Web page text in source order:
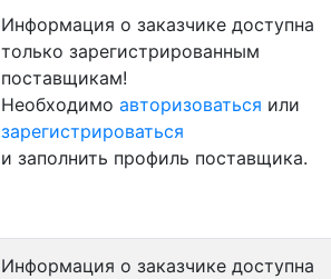
Информация о заказчике доступна
только зарегистрированным
поставщикам!
Необходимо авторизоваться или
зарегистрироваться
и заполнить профиль поставщика.
Информация о заказчике доступна